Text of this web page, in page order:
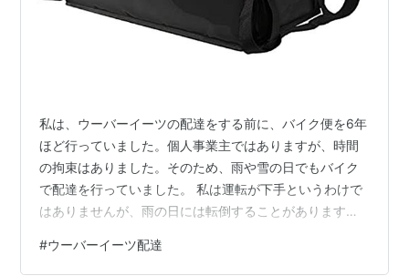
私は、ウーバーイーツの配達をする前に、バイク便を6年
ほど行っていました。個人事業主ではありますが、時間
の拘束はありました。そのため、雨や雪の日でもバイク
で配達を行っていました。 私は運転が下手というわけで
はありませんが、雨の日には転倒することがあります。
て知っています。雪の日などは特に注意が必要です。 そ
#ウーバーイーツ配達